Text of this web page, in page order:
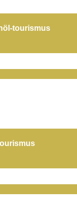
tourismus